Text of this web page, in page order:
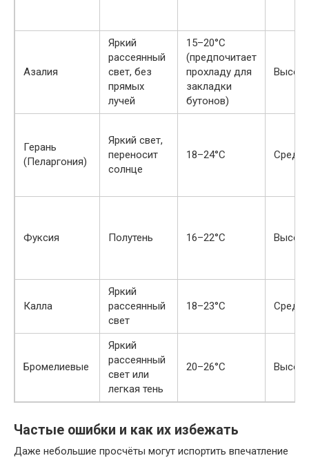
Азалия
Яркий
рассеянный
свет, без
прямых
лучей
15–20°C
(предпочитает
прохладу для
закладки
бутонов)
Герань
(Пеларгония)
Яркий свет,
переносит
солнце
18–24°C
Фуксия Полутень 16–22°C
Калла
Яркий
рассеянный
свет
18–23°C
Бромелиевые
Яркий
рассеянный
свет или
легкая тень
20–26°C
Частые ошибки и как их избежать
Даже небольшие просчёты могут испортить впечатление